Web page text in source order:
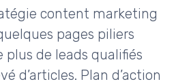
content marketing
pages piliers
plus de leads qualifiés
d’articles. Plan d’action